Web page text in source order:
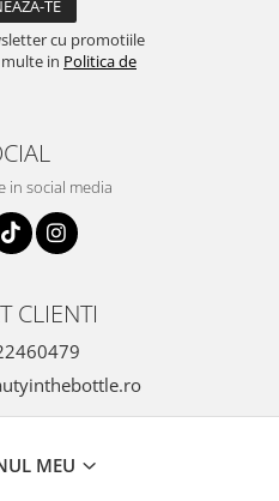
cu promotiile
in Politica de
in social media
CLIENTI
MEU